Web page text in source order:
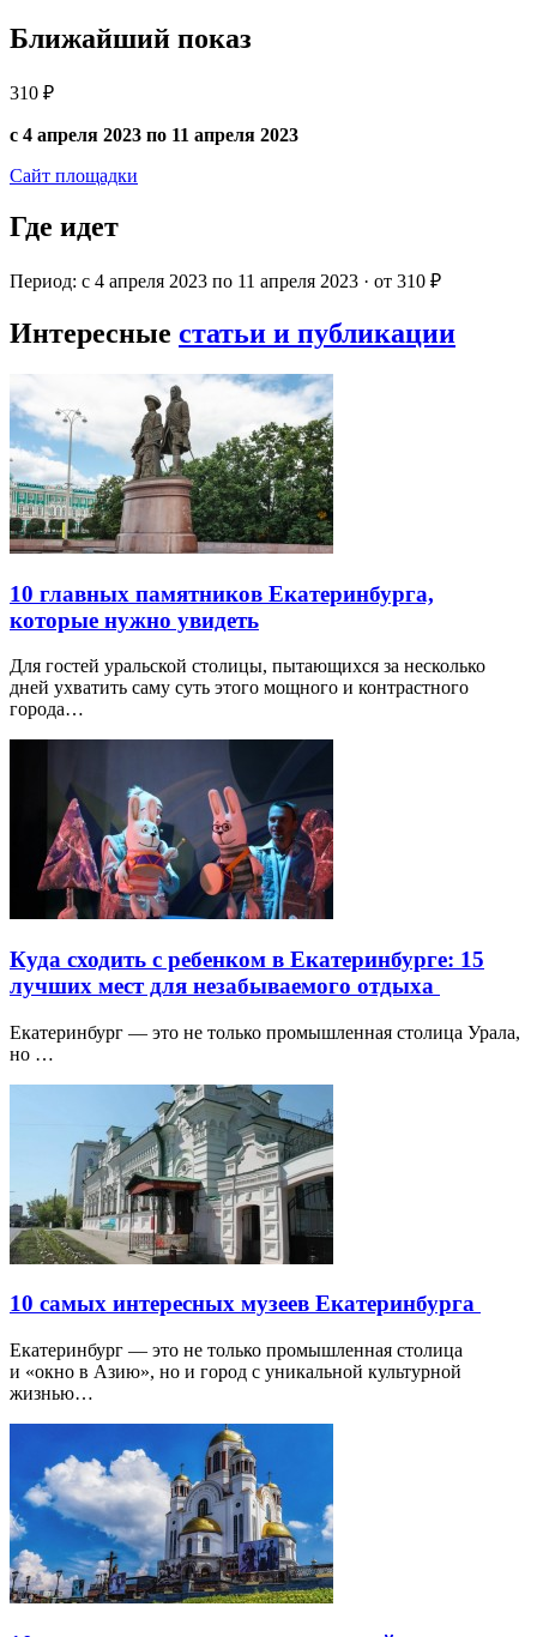
Ближайший показ
310 ₽
с 4 апреля 2023 по 11 апреля 2023
Сайт площадки
Где идет
Период: с 4 апреля 2023 по 11 апреля 2023 · от 310 ₽
Интересные статьи и публикации
10 главных памятников Екатеринбурга,
которые нужно увидеть
Для гостей уральской столицы, пытающихся за несколько
дней ухватить саму суть этого мощного и контрастного
города…
Куда сходить с ребенком в Екатеринбурге: 15
лучших мест для незабываемого отдыха
Екатеринбург — это не только промышленная столица Урала,
но …
10 самых интересных музеев Екатеринбурга
Екатеринбург — это не только промышленная столица
и «окно в Азию», но и город с уникальной культурной
жизнью…